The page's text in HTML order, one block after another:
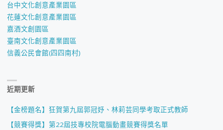
台中文化創意產業園區
花蓮文化創意產業園區
嘉酒文創園區
臺南文化創意產業園區
信義公民會館(四四南村)
近期更新
【金榜題名】狂賀第九屆郭冠妤、林莉芸同學考取正式教師
【競賽得獎】第22屆技專校院電腦動畫競賽得獎名單